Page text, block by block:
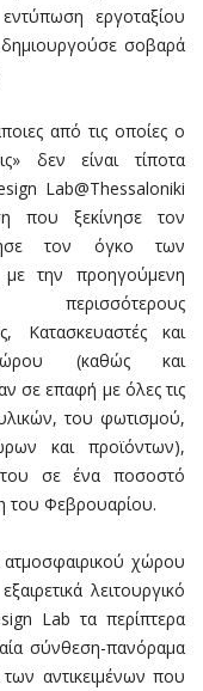
εργοταξίου
δημιουργούσε σοβαρά
από τις οποίες ο
δεν είναι τίποτα
Lab@Thessaloniki
που ξεκίνησε τον
τον όγκο των
την προηγούμενη
περισσότερους
Κατασκευαστές και
(καθώς και
σε επαφή με όλες τις
υλικών, του φωτισμού,
και προϊόντων),
σε ένα ποσοστό
του Φεβρουαρίου.
χώρου
λειτουργικό
Lab τα περίπτερα
σύνθεση-πανόραμα
αντικειμένων που